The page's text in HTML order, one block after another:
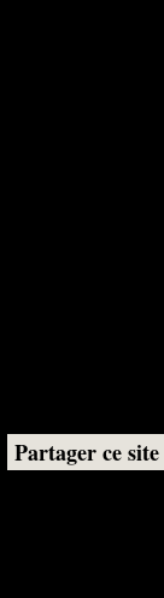
Partager ce site